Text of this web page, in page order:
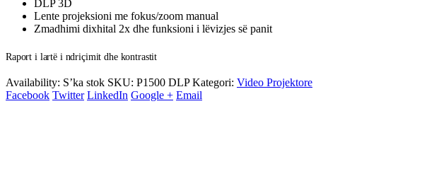
DLP 3D
Lente projeksioni me fokus/zoom manual
Zmadhimi dixhital 2x dhe funksioni i lëvizjes së panit
Raport i lartë i ndriçimit dhe kontrastit
Availability: S’ka stok SKU: P1500 DLP Kategori: Video Projektore
Facebook Twitter LinkedIn Google + Email